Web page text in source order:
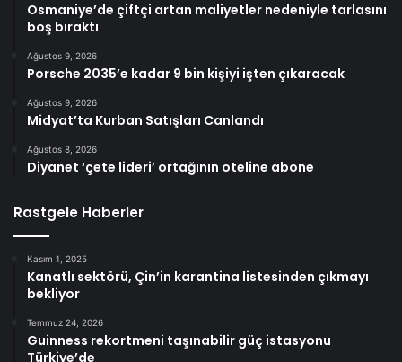
Osmaniye’de çiftçi artan maliyetler nedeniyle tarlasını
boş bıraktı
Ağustos 9, 2026
Porsche 2035’e kadar 9 bin kişiyi işten çıkaracak
Ağustos 9, 2026
Midyat’ta Kurban Satışları Canlandı
Ağustos 8, 2026
Diyanet ‘çete lideri’ ortağının oteline abone
Rastgele Haberler
Kasım 1, 2025
Kanatlı sektörü, Çin’in karantina listesinden çıkmayı
bekliyor
Temmuz 24, 2026
Guinness rekortmeni taşınabilir güç istasyonu
Türkiye’de